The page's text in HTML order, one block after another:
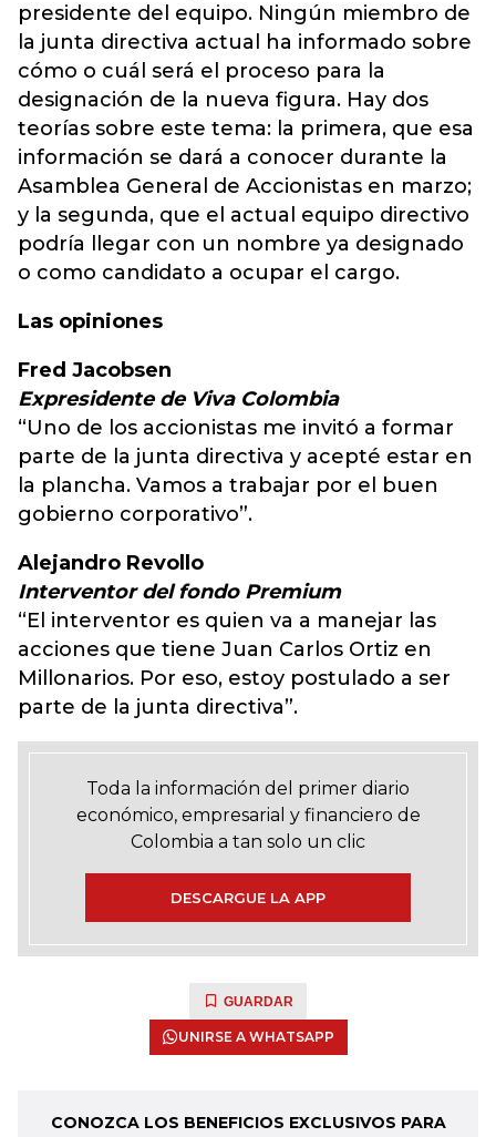
presidente del equipo. Ningún miembro de
la junta directiva actual ha informado sobre
cómo o cuál será el proceso para la
designación de la nueva figura. Hay dos
teorías sobre este tema: la primera, que esa
información se dará a conocer durante la
Asamblea General de Accionistas en marzo;
y la segunda, que el actual equipo directivo
podría llegar con un nombre ya designado
o como candidato a ocupar el cargo.
Las opiniones
Fred Jacobsen
Expresidente de Viva Colombia
“Uno de los accionistas me invitó a formar
parte de la junta directiva y acepté estar en
la plancha. Vamos a trabajar por el buen
gobierno corporativo”.
Alejandro Revollo
Interventor del fondo Premium
“El interventor es quien va a manejar las
acciones que tiene Juan Carlos Ortiz en
Millonarios. Por eso, estoy postulado a ser
parte de la junta directiva”.
Toda la información del primer diario
económico, empresarial y financiero de
Colombia a tan solo un clic
DESCARGUE LA APP
GUARDAR
UNIRSE A WHATSAPP
CONOZCA LOS BENEFICIOS EXCLUSIVOS PARA